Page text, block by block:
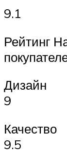
9.1
Рейтинг
Дизайн
9
Качество
9.5